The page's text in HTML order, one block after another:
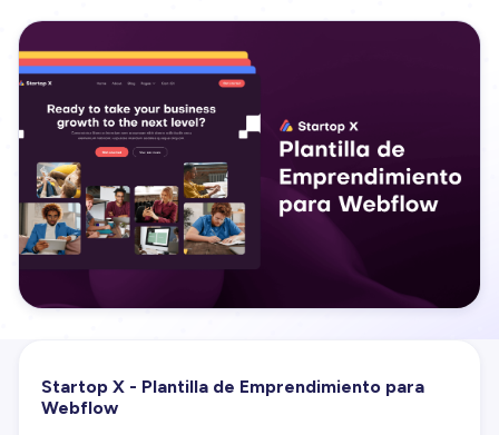
Startop X - Plantilla de Emprendimiento para
Webflow